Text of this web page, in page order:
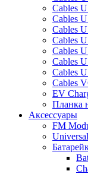
Cables
Cables
Cables
Cables
Cables
Cables
Cables
Cables
EV
Планка
Аксессуары
FM